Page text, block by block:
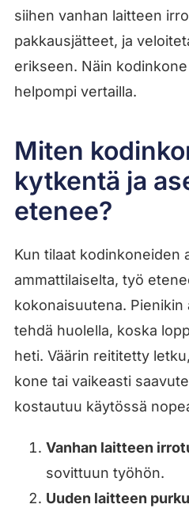
siihen vanhan laitteen
pakkausjätteet, ja
erikseen. Näin
helpompi vertailla.
Miten
kytkentä ja
etenee?
Kun tilaat kodinkoneiden
ammattilaiselta, työ
kokonaisuutena. Pienikin
tehdä huolella, koska
heti. Väärin reititetty
kone tai vaikeasti
kostautuu käytössä
Vanhan laitteen
sovittuun työhön.
Uuden laitteen